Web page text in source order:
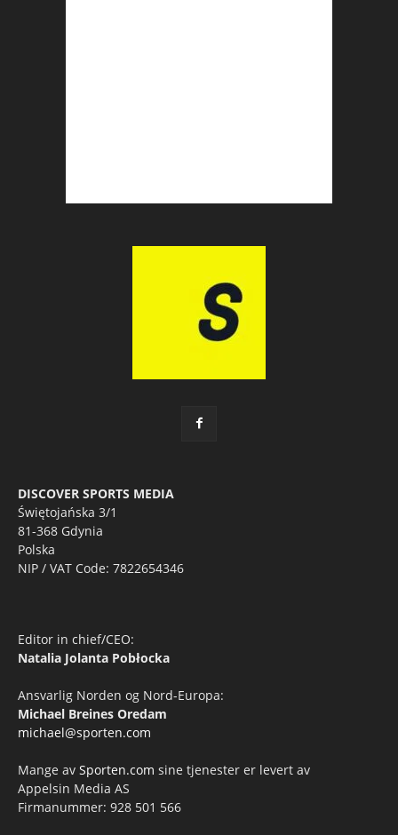
DISCOVER SPORTS MEDIA
Świętojańska 3/1
81-368 Gdynia
Polska
NIP / VAT Code: 7822654346
Editor in chief/CEO:
Natalia Jolanta Pobłocka
Ansvarlig Norden og Nord-Europa:
Michael Breines Oredam
michael@sporten.com
Mange av Sporten.com sine tjenester er levert av
Appelsin Media AS
Firmanummer: 928 501 566